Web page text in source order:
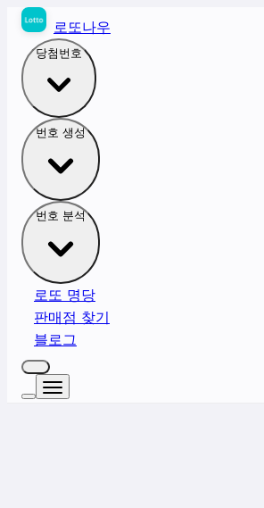
로또나우
당첨번호
번호 생성
번호 분석
로또 명당
판매점 찾기
블로그